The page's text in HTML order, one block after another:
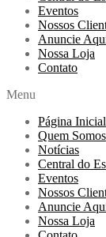
Eventos
Nossos
Anuncie
Nossa Loja
Contato
Menu
Página Inicial
Quem Somos
Notícias
Central do
Eventos
Nossos
Anuncie
Nossa Loja